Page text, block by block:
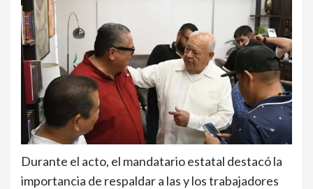
Durante el acto, el mandatario estatal destacó la
importancia de respaldar a las y los trabajadores